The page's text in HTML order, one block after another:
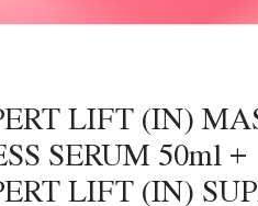
LIFT (IN)
SERUM 50ml +
LIFT (IN)